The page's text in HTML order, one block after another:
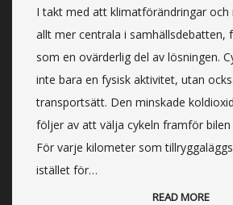
I takt med att klimatförändringar
allt mer centrala i samhällsdebatten,
som en ovärderlig del av lösningen.
inte bara en fysisk aktivitet, utan
transportsätt. Den minskade
följer av att välja cykeln framför bilen
För varje kilometer som
istället för…
READ MORE